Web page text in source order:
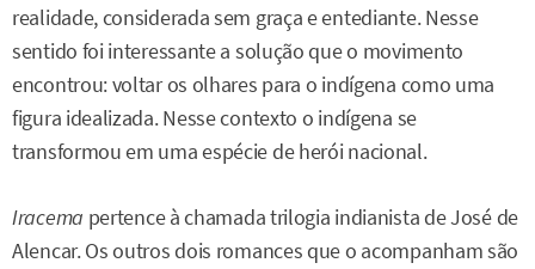
realidade, considerada sem graça e entediante. Nesse
sentido foi interessante a solução que o movimento
encontrou: voltar os olhares para o indígena como uma
figura idealizada. Nesse contexto o indígena se
transformou em uma espécie de herói nacional.
Iracema pertence à chamada trilogia indianista de José de
Alencar. Os outros dois romances que o acompanham são